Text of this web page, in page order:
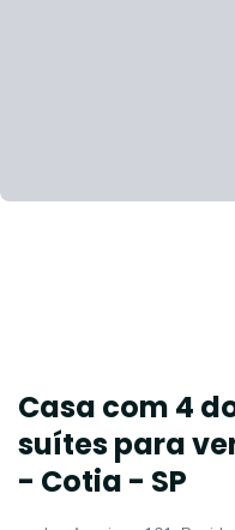
Casa com 4
suítes para
- Cotia - SP